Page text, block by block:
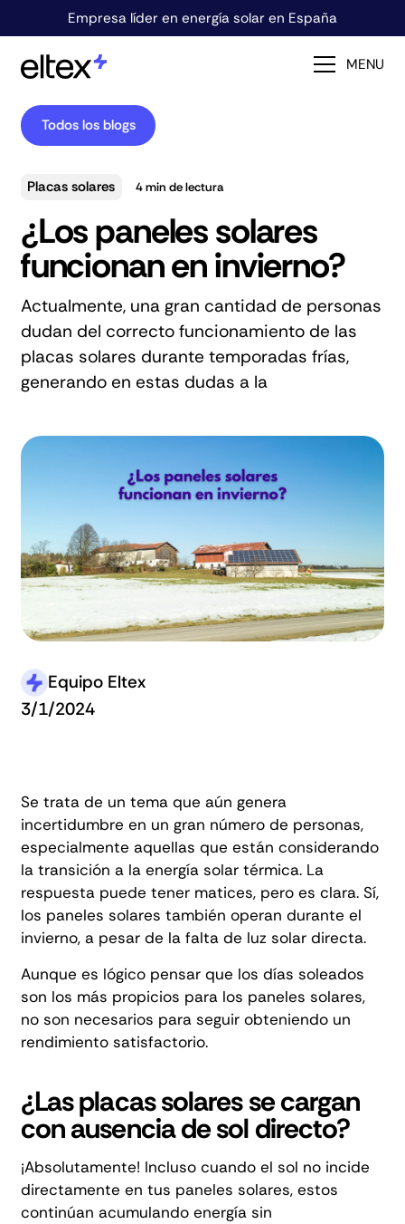
Empresa líder en energía solar en España
MENU
Todos los blogs
Placas solares 4min de lectura
¿Los paneles solares
funcionan en invierno?
Actualmente, una gran cantidad de personas
dudan del correcto funcionamiento de las
placas solares durante temporadas frías,
generando en estas dudas a la
Equipo Eltex
3/1/2024
Se trata de un tema que aún genera
incertidumbre en un gran número de personas,
especialmente aquellas que están considerando
la transición a la energía solar térmica. La
respuesta puede tener matices, pero es clara. Sí,
los paneles solares también operan durante el
invierno, a pesar de la falta de luz solar directa.
Aunque es lógico pensar que los días soleados
son los más propicios para los paneles solares,
no son necesarios para seguir obteniendo un
rendimiento satisfactorio.
¿Las placas solares se cargan
con ausencia de sol directo?
¡Absolutamente! Incluso cuando el sol no incide
directamente en tus paneles solares, estos
continúan acumulando energía sin